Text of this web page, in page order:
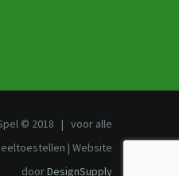
© 2018 | voor alle
| Website
doorDesignSupply